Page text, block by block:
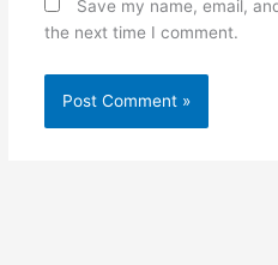
Save my name, email,
the next time I comment.